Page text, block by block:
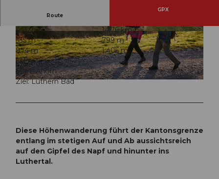
© Beat Brechbühl, Willisau Tourismus |
© Willisau Tourismus |
© Willisau Tourismus, Willisau Tourismus |
CC-BY
Route
GPX
4:50 h
14,76 km
535 m
799 m
874 m
1.405 m
531 m
Start: Ahorn
Ziel: Luthern Bad
Diese Höhenwanderung führt der Kantonsgrenze
entlang im stetigen Auf und Ab aussichtsreich
auf den Gipfel des Napf und hinunter ins
Luthertal.